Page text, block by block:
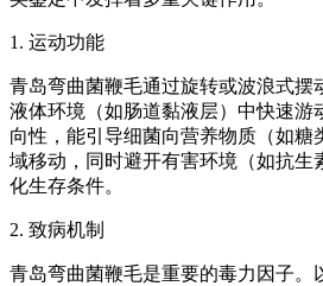
1. 运动功能
青岛弯曲菌鞭毛通过旋转或波浪式摆
液体环境（如肠道黏液层）中快速游
向性，能引导细菌向营养物质（如糖
域移动，同时避开有害环境（如抗生
化生存条件。
2. 致病机制
青岛弯曲菌鞭毛是重要的毒力因子。